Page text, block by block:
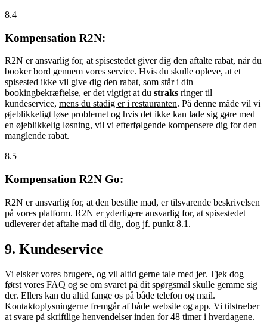
8.4
Kompensation R2N:
R2N er ansvarlig for, at spisestedet giver dig den aftalte rabat, når du
booker bord gennem vores service. Hvis du skulle opleve, at et
spisested ikke vil give dig den rabat, som står i din
bookingbekræftelse, er det vigtigt at du straks ringer til
kundeservice, mens du stadig er i restauranten. På denne måde vil vi
øjeblikkeligt løse problemet og hvis det ikke kan lade sig gøre med
en øjeblikkelig løsning, vil vi efterfølgende kompensere dig for den
manglende rabat.
8.5
Kompensation R2N Go:
R2N er ansvarlig for, at den bestilte mad, er tilsvarende beskrivelsen
på vores platform. R2N er yderligere ansvarlig for, at spisestedet
udleverer det aftalte mad til dig, dog jf. punkt 8.1.
9. Kundeservice
Vi elsker vores brugere, og vil altid gerne tale med jer. Tjek dog
først vores FAQ og se om svaret på dit spørgsmål skulle gemme sig
der. Ellers kan du altid fange os på både telefon og mail.
Kontaktoplysningerne fremgår af både website og app. Vi tilstræber
at svare på skriftlige henvendelser inden for 48 timer i hverdagene.